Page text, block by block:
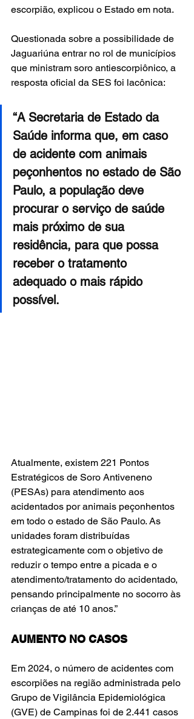
escorpião, explicou o Estado em nota.
Questionada sobre a possibilidade de
Jaguariúna entrar no rol de municípios
que ministram soro antiescorpiônico, a
resposta oficial da SES foi lacônica:
“A Secretaria de Estado da
Saúde informa que, em caso
de acidente com animais
peçonhentos no estado de São
Paulo, a população deve
procurar o serviço de saúde
mais próximo de sua
residência, para que possa
receber o tratamento
adequado o mais rápido
possível.
Atualmente, existem 221 Pontos
Estratégicos de Soro Antiveneno
(PESAs) para atendimento aos
acidentados por animais peçonhentos
em todo o estado de São Paulo. As
unidades foram distribuídas
estrategicamente com o objetivo de
reduzir o tempo entre a picada e o
atendimento/tratamento do acidentado,
pensando principalmente no socorro às
crianças de até 10 anos.”
AUMENTO NO CASOS
Em 2024, o número de acidentes com
escorpiões na região administrada pelo
Grupo de Vigilância Epidemiológica
(GVE) de Campinas foi de 2.441 casos